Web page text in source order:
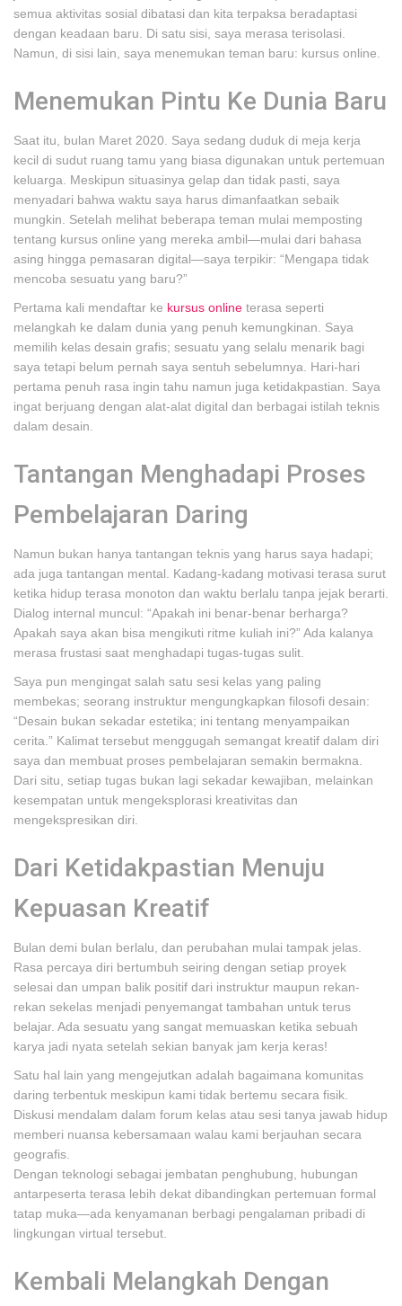
semua aktivitas sosial dibatasi dan kita terpaksa beradaptasi
dengan keadaan baru. Di satu sisi, saya merasa terisolasi.
Namun, di sisi lain, saya menemukan teman baru: kursus online.
Menemukan Pintu Ke Dunia Baru
Saat itu, bulan Maret 2020. Saya sedang duduk di meja kerja
kecil di sudut ruang tamu yang biasa digunakan untuk pertemuan
keluarga. Meskipun situasinya gelap dan tidak pasti, saya
menyadari bahwa waktu saya harus dimanfaatkan sebaik
mungkin. Setelah melihat beberapa teman mulai memposting
tentang kursus online yang mereka ambil—mulai dari bahasa
asing hingga pemasaran digital—saya terpikir: “Mengapa tidak
mencoba sesuatu yang baru?”
Pertama kali mendaftar ke kursus online terasa seperti
melangkah ke dalam dunia yang penuh kemungkinan. Saya
memilih kelas desain grafis; sesuatu yang selalu menarik bagi
saya tetapi belum pernah saya sentuh sebelumnya. Hari-hari
pertama penuh rasa ingin tahu namun juga ketidakpastian. Saya
ingat berjuang dengan alat-alat digital dan berbagai istilah teknis
dalam desain.
Tantangan Menghadapi Proses
Pembelajaran Daring
Namun bukan hanya tantangan teknis yang harus saya hadapi;
ada juga tantangan mental. Kadang-kadang motivasi terasa surut
ketika hidup terasa monoton dan waktu berlalu tanpa jejak berarti.
Dialog internal muncul: “Apakah ini benar-benar berharga?
Apakah saya akan bisa mengikuti ritme kuliah ini?” Ada kalanya
merasa frustasi saat menghadapi tugas-tugas sulit.
Saya pun mengingat salah satu sesi kelas yang paling
membekas; seorang instruktur mengungkapkan filosofi desain:
“Desain bukan sekadar estetika; ini tentang menyampaikan
cerita.” Kalimat tersebut menggugah semangat kreatif dalam diri
saya dan membuat proses pembelajaran semakin bermakna.
Dari situ, setiap tugas bukan lagi sekadar kewajiban, melainkan
kesempatan untuk mengeksplorasi kreativitas dan
mengekspresikan diri.
Dari Ketidakpastian Menuju
Kepuasan Kreatif
Bulan demi bulan berlalu, dan perubahan mulai tampak jelas.
Rasa percaya diri bertumbuh seiring dengan setiap proyek
selesai dan umpan balik positif dari instruktur maupun rekan-
rekan sekelas menjadi penyemangat tambahan untuk terus
belajar. Ada sesuatu yang sangat memuaskan ketika sebuah
karya jadi nyata setelah sekian banyak jam kerja keras!
Satu hal lain yang mengejutkan adalah bagaimana komunitas
daring terbentuk meskipun kami tidak bertemu secara fisik.
Diskusi mendalam dalam forum kelas atau sesi tanya jawab hidup
memberi nuansa kebersamaan walau kami berjauhan secara
geografis.
Dengan teknologi sebagai jembatan penghubung, hubungan
antarpeserta terasa lebih dekat dibandingkan pertemuan formal
tatap muka—ada kenyamanan berbagi pengalaman pribadi di
lingkungan virtual tersebut.
Kembali Melangkah Dengan